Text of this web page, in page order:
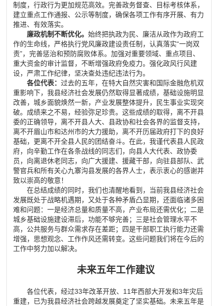
制度，行政行为更加规范高效。完善政务督查、目标考核体系，
建立重点工作通报、公示等制度，确保各项工作有序开展、有力
推进、有效落实。
廉政机制不断优化。始终把执政为民、廉洁从政作为政府工
作的生命线，严格执行党风廉政建设责任制，认真落实“一岗双
责”，完善惩治和预防腐败体系。加强对重要领域、重点项目、
重大资金的审计监督，不断增强政府免疫力。强化政风行风建
设，严肃工作纪律，坚决查处违纪违法行为。
各位代表：过去的五年，在特大自然灾害和国际金融危机双
重影响下，我县经济社会发展仍然取得显著成绩，基础设施明显
改善，城乡面貌焕然一新，产业发展整体提升，民生事业实现突
破。成绩来之不易，经验弥足珍贵。这些成绩的取得，离不开县
委的正确领导，离不开县人大、县政协和社会各界的监督支持，
离不开眉山市和达州市的大力援助，离不开历届政府打下的良好
基础，更离不开全县人民的团结奋斗。在此，我谨代表县人民政
府，向辛勤工作在各条战线的同志们，向县人大代表、政协委
员，向离退休老同志，向广大援建、援藏干部，向驻县部队、武
警官兵和所有关心九寨沟县发展的各界人士，表示衷心的感谢并
致以崇高的敬意！
在总结成绩的同时，我们也清醒地看到，当前我县经济社会
发展既处于战略机遇期，又处于各种矛盾凸显期，还面临诸多困
难和问题：一是经济总量和质量不高，产业布局还需优化；二是
城乡基础设施建设滞后，功能不够完善；三是社会管理水平不
高，公共服务与群众需求存在差距；四是干部职工执行能力还需
增强，思想观念、工作作风还需转变。这些问题我们将在今后的
工作中努力加以解决。
未来五年工作建议
各位代表，经过33年改革开放、 11年西部大开发和3年灾后
重建，已为我县经济社会跨越发展奠定了坚实基础。未来五年是